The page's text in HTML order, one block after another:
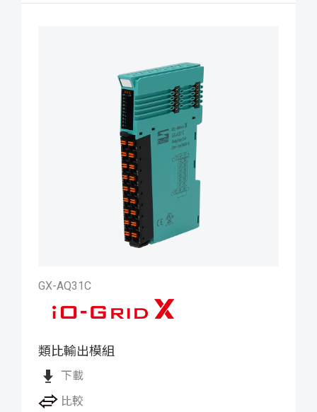
GX-AQ31C
類比輸出模組
下載
比較